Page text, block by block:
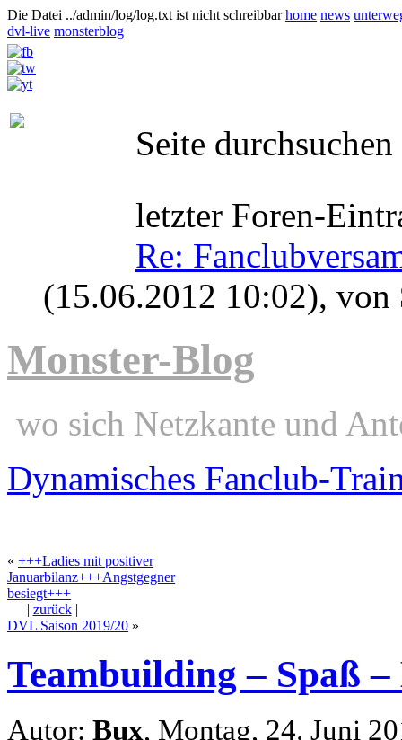
Die Datei ../admin/log/log.txt ist nicht schreibbarhome news
dvl-live monsterblog
Seite durchsuchen
letzter Foren-
Re:
(15.06.2012 10:02), von
Monster-Blog
wo sich Netzkante und
Dynamisches Fanclub-
« +++Ladies mit positiver
Januarbilanz+++Angstgegner
besiegt+++
| zurück|
DVL Saison 2019/20 »
Teambuilding – Spaß
Autor: Bux, Montag, 24. Juni